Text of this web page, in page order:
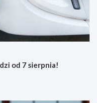
od 7 sierpnia!